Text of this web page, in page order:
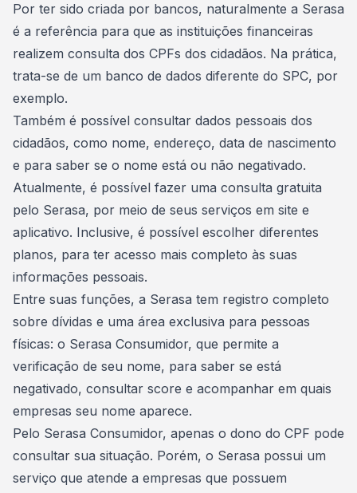
Por ter sido criada por bancos, naturalmente a Serasa
é a referência para que as instituições financeiras
realizem consulta dos CPFs dos cidadãos. Na prática,
trata-se de um banco de dados diferente do SPC, por
exemplo.
Também é possível consultar dados pessoais dos
cidadãos, como nome, endereço, data de nascimento
e para saber se o nome está ou não negativado.
Atualmente, é possível fazer uma consulta gratuita
pelo Serasa, por meio de seus serviços em site e
aplicativo. Inclusive, é possível escolher diferentes
planos, para ter acesso mais completo às suas
informações pessoais.
Entre suas funções, a Serasa tem registro completo
sobre dívidas e uma área exclusiva para pessoas
físicas: o Serasa Consumidor, que permite a
verificação de seu nome, para saber se está
negativado, consultar score e acompanhar em quais
empresas seu nome aparece.
Pelo Serasa Consumidor, apenas o dono do CPF pode
consultar sua situação. Porém, o Serasa possui um
serviço que atende a empresas que possuem